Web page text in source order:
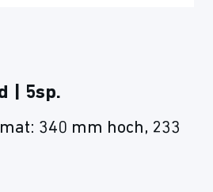
| 5sp.
340 mm hoch, 233